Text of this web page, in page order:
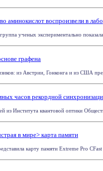
аминокислот воспроизвели в
ученых экспериментально
графена
из Австрии, Гонконга и из США
часов рекордной
из Института квантовой оптики
в мире> карта памяти
карту памяти Extreme Pro